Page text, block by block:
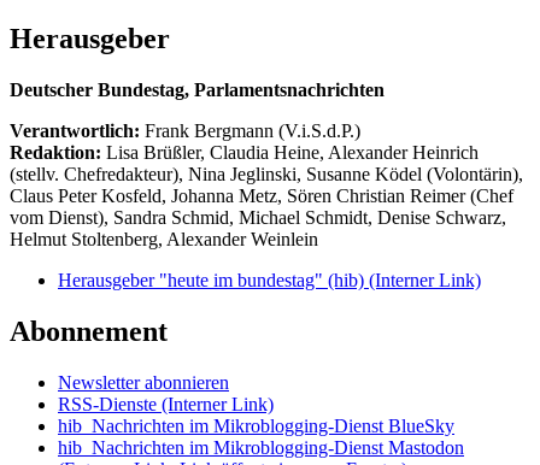
Herausgeber
Deutscher Bundestag, Parlamentsnachrichten
Verantwortlich: Frank Bergmann (V.i.S.d.P.)
Redaktion: Lisa Brüßler, Claudia Heine, Alexander Heinrich
(stellv. Chefredakteur), Nina Jeglinski, Susanne Ködel (Volontärin),
Claus Peter Kosfeld, Johanna Metz, Sören Christian Reimer (Chef
vom Dienst), Sandra Schmid, Michael Schmidt, Denise Schwarz,
Helmut Stoltenberg, Alexander Weinlein
Herausgeber "heute im bundestag" (hib) (Interner Link)
Abonnement
Newsletter abonnieren
RSS-Dienste (Interner Link)
hib_Nachrichten im Mikroblogging-Dienst BlueSky
hib_Nachrichten im Mikroblogging-Dienst Mastodon